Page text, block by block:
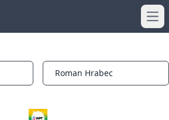
Notifications
Roman Hrabec